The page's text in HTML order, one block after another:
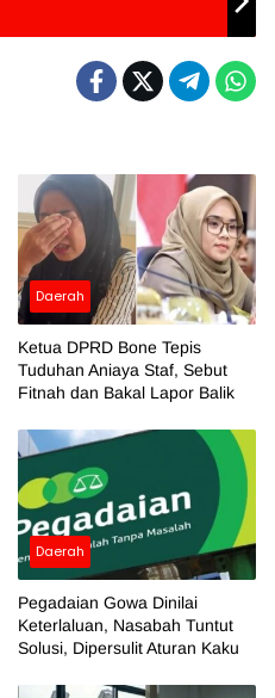
Daerah
Ketua DPRD Bone Tepis
Tuduhan Aniaya Staf, Sebut
Fitnah dan Bakal Lapor Balik
Daerah
Pegadaian Gowa Dinilai
Keterlaluan, Nasabah Tuntut
Solusi, Dipersulit Aturan Kaku